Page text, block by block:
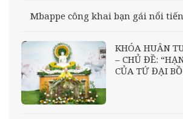
Mbappe công khai bạn gái nổi
KHÓA HUÂN
– CHỦ ĐỀ:
CỦA TỨ ĐẠI